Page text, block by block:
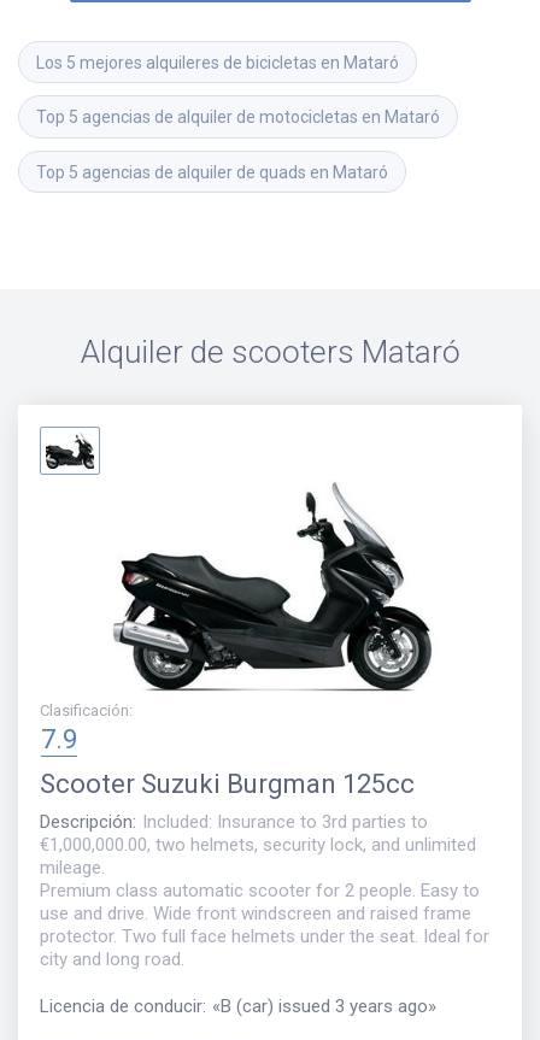
Los 5 mejores alquileres de bicicletas en Mataró
Top 5 agencias de alquiler de motocicletas en Mataró
Top 5 agencias de alquiler de quads en Mataró
Alquiler de scooters Mataró
Clasificación:
7.9
Scooter Suzuki Burgman 125cc
Descripción: Included: Insurance to 3rd parties to
€1,000,000.00, two helmets, security lock, and unlimited
mileage.
Premium class automatic scooter for 2 people. Easy to
use and drive. Wide front windscreen and raised frame
protector. Two full face helmets under the seat. Ideal for
city and long road.
Licencia de conducir: «B (car) issued 3 years ago»